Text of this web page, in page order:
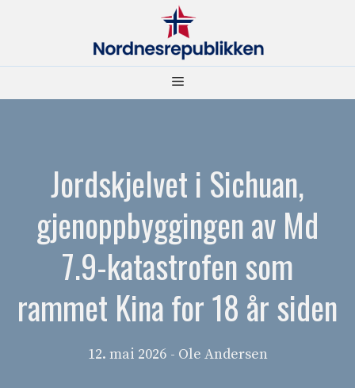
Meny
Jordskjelvet i Sichuan,
gjenoppbyggingen av Md
7.9-katastrofen som
rammet Kina for 18 år siden
12. mai 2026 - Ole Andersen